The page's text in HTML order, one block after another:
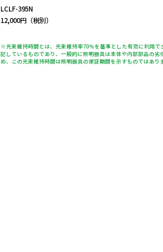
LCLF-395N
12,000円（税別）
※光束維持時間とは、光束維持率70％を基準とした有効に利用で
記しているものであり、一般的に照明器具は本体や内部部品の劣
め、この光束維持時間は照明器具の保証期間を示すものではあり